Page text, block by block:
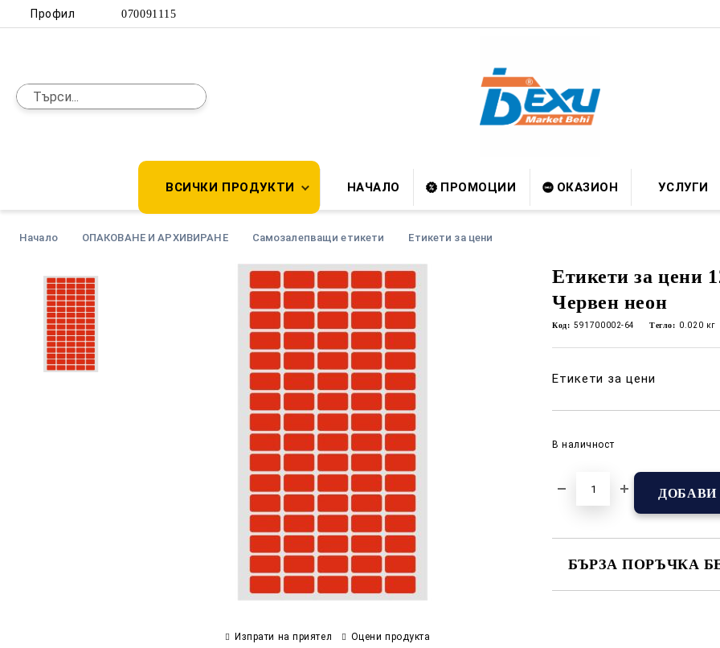
Профил 070091115
ВСИЧКИ ПРОДУКТИ НАЧАЛО ПРОМОЦИИ ОКАЗИОН УСЛУГИ
Начало ОПАКОВАНЕ И АРХИВИРАНЕ Самозалепващи етикети Етикети за цени
Етикети за цени
Червен неон
Код: 591700002-64 Тегло: 0.020 кг
Етикети за цени
В наличност
БЪРЗА ПОРЪЧКА
Изпрати на приятел Оцени продукта